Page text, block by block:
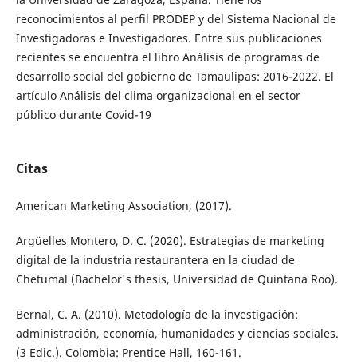
reconocimientos al perfil PRODEP y del Sistema Nacional de
Investigadoras e Investigadores. Entre sus publicaciones
recientes se encuentra el libro Análisis de programas de
desarrollo social del gobierno de Tamaulipas: 2016-2022. El
artículo Análisis del clima organizacional en el sector
público durante Covid-19
Citas
American Marketing Association, (2017).
Argüelles Montero, D. C. (2020). Estrategias de marketing
digital de la industria restaurantera en la ciudad de
Chetumal (Bachelor's thesis, Universidad de Quintana Roo).
Bernal, C. A. (2010). Metodología de la investigación:
administración, economía, humanidades y ciencias sociales.
(3 Edic.). Colombia: Prentice Hall, 160-161.